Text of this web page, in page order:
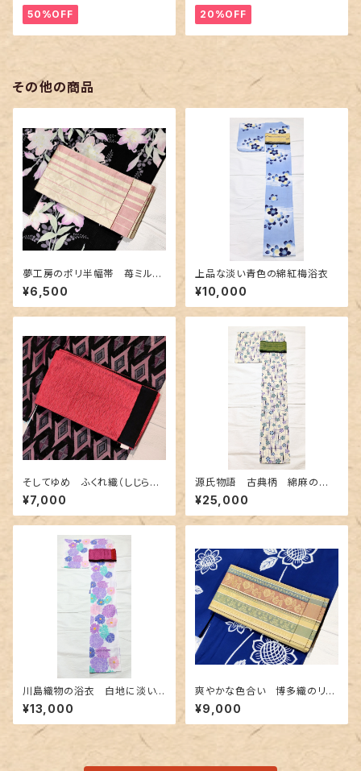
50%OFF 20%OFF
その他の商品
夢工房のポリ半幅帯 苺ミルク
色ボーダー柄
¥6,500
上品な淡い青色の綿紅梅浴衣
¥10,000
そしてゆめ ふくれ織（しじら織）
のリバーシブル半幅帯
¥7,000
源氏物語 古典柄 綿麻の浴
衣 紅型調
¥25,000
川島織物の浴衣 白地に淡い
色合いの花柄
¥13,000
爽やかな色合い 博多織のリバ
ーシブル半幅帯
¥9,000